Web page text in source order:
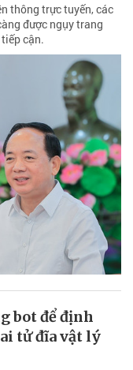
thông trực tuyến, các
được ngụy trang
cận.
bot để định
tử đĩa vật lý